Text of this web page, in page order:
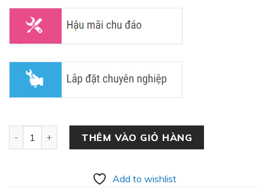
Tủ Quần Áo Cửa Lùa Kết Hợp Kính Hiện Đại QA-29 số lượng
THÊM VÀO GIỎ HÀNG
Add to wishlist